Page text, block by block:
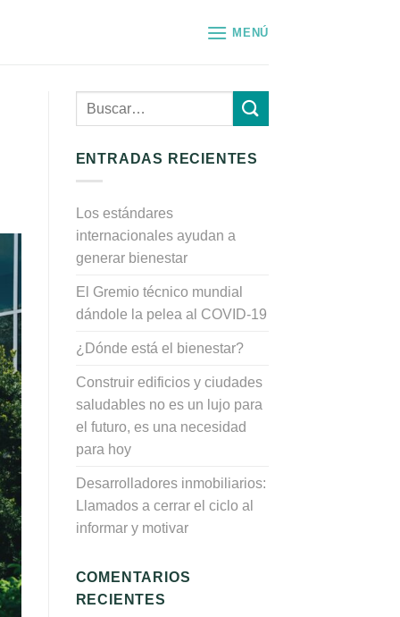
MENÚ
ENTRADAS RECIENTES
Los estándares
internacionales ayudan a
generar bienestar
El Gremio técnico mundial
dándole la pelea al COVID-19
¿Dónde está el bienestar?
Construir edificios y ciudades
saludables no es un lujo para
el futuro, es una necesidad
para hoy
Desarrolladores inmobiliarios:
Llamados a cerrar el ciclo al
informar y motivar
COMENTARIOS
RECIENTES